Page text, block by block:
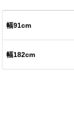
幅91cm
幅182cm